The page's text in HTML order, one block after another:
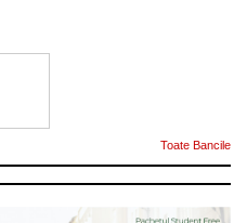
Toate Bancile